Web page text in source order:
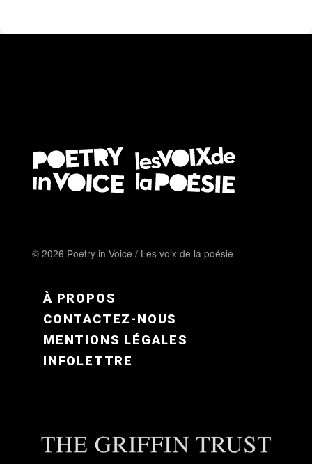
© 2026 Poetry in Voice / Les voix de la poésie
FOOTER MENU FR
À PROPOS
CONTACTEZ-NOUS
MENTIONS LÉGALES
INFOLETTRE